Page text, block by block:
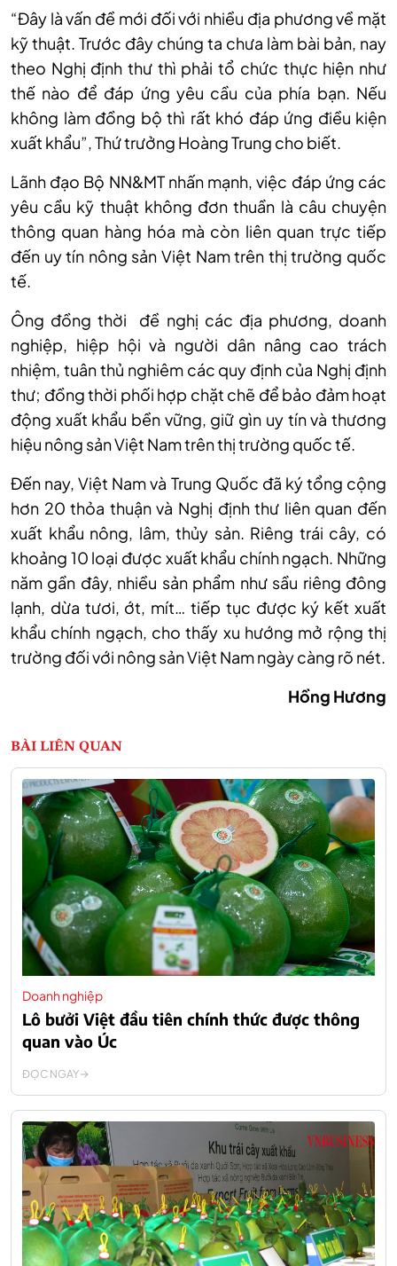
“Đây là vấn đề mới đối với nhiều địa phương về mặt
kỹ thuật. Trước đây chúng ta chưa làm bài bản, nay
theo Nghị định thư thì phải tổ chức thực hiện như
thế nào để đáp ứng yêu cầu của phía bạn. Nếu
không làm đồng bộ thì rất khó đáp ứng điều kiện
xuất khẩu”, Thứ trưởng Hoàng Trung cho biết.
Lãnh đạo Bộ NN&MT nhấn mạnh, việc đáp ứng các
yêu cầu kỹ thuật không đơn thuần là câu chuyện
thông quan hàng hóa mà còn liên quan trực tiếp
đến uy tín nông sản Việt Nam trên thị trường quốc
tế.
Ông đồng thời đề nghị các địa phương, doanh
nghiệp, hiệp hội và người dân nâng cao trách
nhiệm, tuân thủ nghiêm các quy định của Nghị định
thư; đồng thời phối hợp chặt chẽ để bảo đảm hoạt
động xuất khẩu bền vững, giữ gìn uy tín và thương
hiệu nông sản Việt Nam trên thị trường quốc tế.
Đến nay, Việt Nam và Trung Quốc đã ký tổng cộng
hơn 20 thỏa thuận và Nghị định thư liên quan đến
xuất khẩu nông, lâm, thủy sản. Riêng trái cây, có
khoảng 10 loại được xuất khẩu chính ngạch. Những
năm gần đây, nhiều sản phẩm như sầu riêng đông
lạnh, dừa tươi, ớt, mít… tiếp tục được ký kết xuất
khẩu chính ngạch, cho thấy xu hướng mở rộng thị
trường đối với nông sản Việt Nam ngày càng rõ nét.
Hồng Hương
BÀI LIÊN QUAN
Doanh nghiệp
Lô bưởi Việt đầu tiên chính thức được thông
quan vào Úc
ĐỌC NGAY